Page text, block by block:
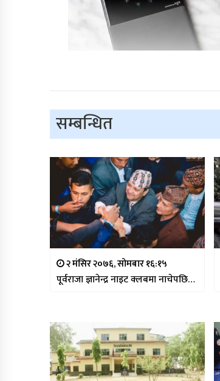
सम्बन्धित
२ मंसिर २०७६, सोमबार १६:१५
पूर्वराजा ज्ञानेन्द्र नाइट क्लबमा नाचेपछि…